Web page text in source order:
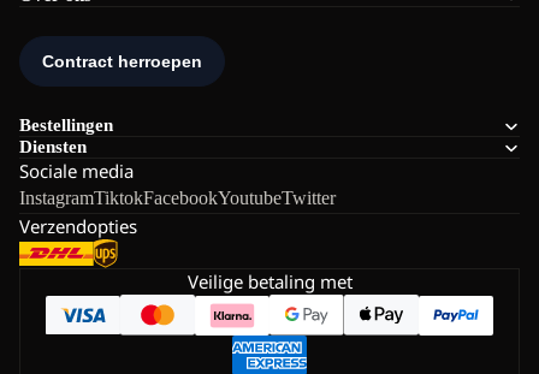
Bestellingen
Diensten
Sociale media
InstagramTiktokFacebookYoutubeTwitter
Verzendopties
Veilige betaling met